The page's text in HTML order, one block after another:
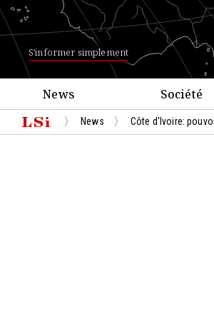
S'informer simplement
News Société
News Côte d'Ivoire: